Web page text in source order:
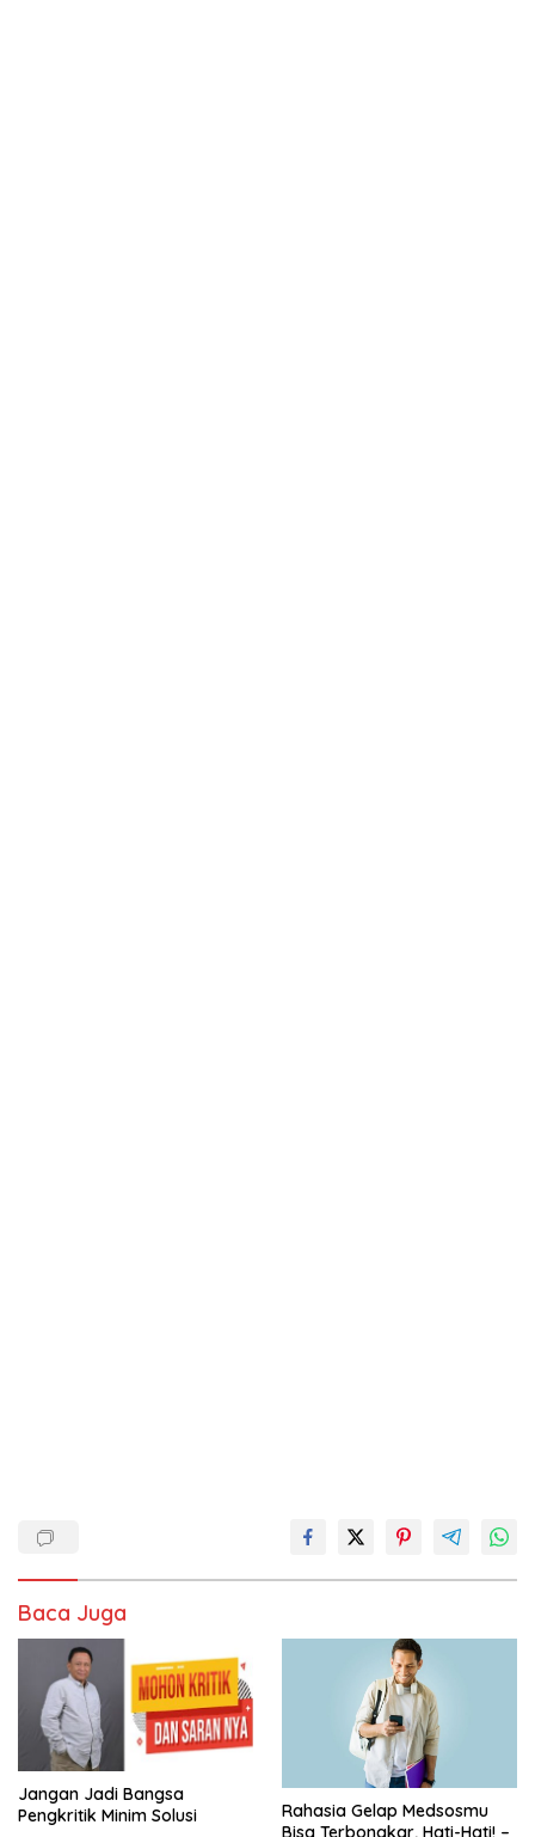
Baca Juga
Jangan Jadi Bangsa
Pengkritik Minim Solusi
Rahasia Gelap Medsosmu
Bisa Terbongkar, Hati-Hati! –